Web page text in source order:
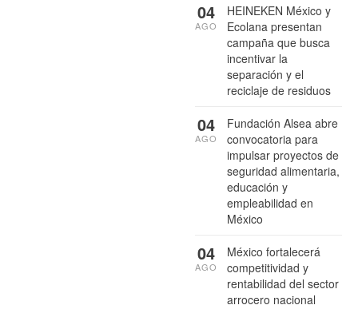
HEINEKEN México y
Ecolana presentan
campaña que busca
incentivar la
separación y el
reciclaje de residuos
04
AGO
Fundación Alsea abre
convocatoria para
impulsar proyectos de
seguridad alimentaria,
educación y
empleabilidad en
México
04
AGO
México fortalecerá
competitividad y
rentabilidad del sector
arrocero nacional
04
AGO